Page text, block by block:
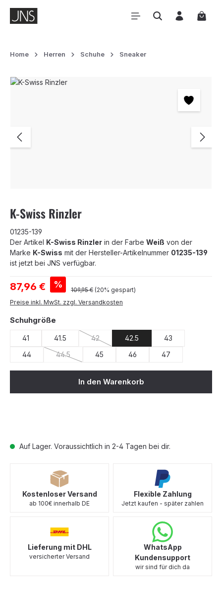
Zum Hauptinhalt springen
Home Herren Schuhe Sneaker
Bildergalerie überspringen
K-Swiss Rinzler
01235-139
Der Artikel K-Swiss Rinzler in der Farbe Weiß von der
Marke K-Swiss mit der Hersteller-Artikelnummer 01235-139
ist jetzt bei JNS verfügbar.
Verkaufspreis:
87,96 € % Regulärer Preis:
109,95 € (20% gespart)
Preise inkl. MwSt. zzgl. Versandkosten
Auf Lager. Voraussichtlich in 2-4 Tagen bei dir.
Schuhgröße
41 41.5 42
(Diese Option ist zurzeit nicht verfügbar.)
42.5
43
44
44.5
(Diese Option ist zurzeit nicht verfügbar.)
45 46 47
In den Warenkorb
Kostenloser Versand
ab 100€ innerhalb DE
Flexible Zahlung
Jetzt kaufen - später zahlen
Lieferung mit DHL
versicherter Versand
WhatsApp
Kundensupport
wir sind für dich da